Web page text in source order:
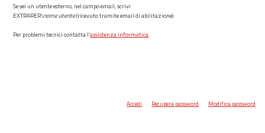
Se sei un utente esterno, nel campo email, scrivi
EXTRARER\nome utente(ricevuto tramite email di abilitazione)
Per problemi tecnici contatta l’assistenza informatica.
Accedi Recupera password Modifica password